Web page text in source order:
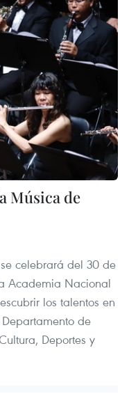
Música de
celebrará del 30 de
Academia Nacional
los talentos en
de
Deportes y